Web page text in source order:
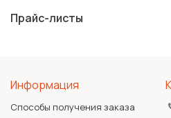
Прайс-листы
Информация
Способы получения заказа